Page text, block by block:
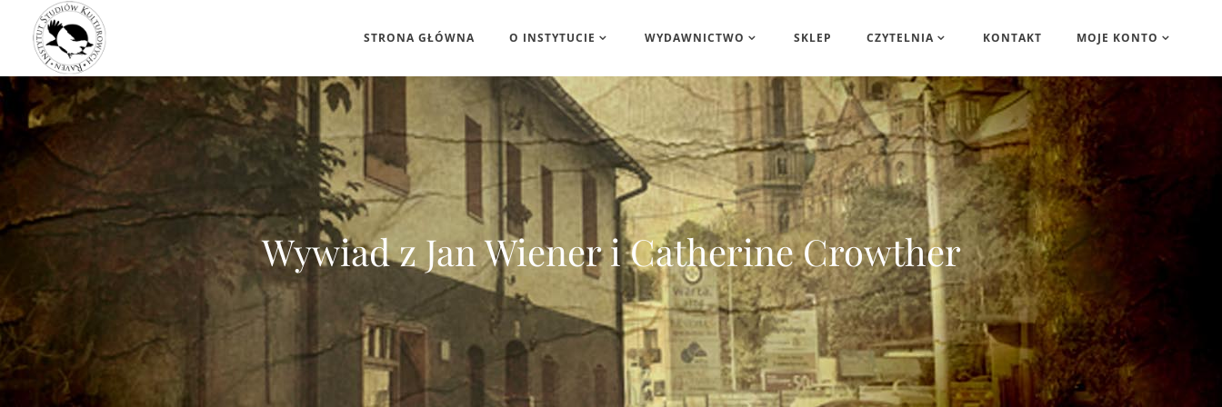
STRONA GŁÓWNA O INSTYTUCIE WYDAWNICTWO SKLEP CZYTELNIA KONTAKT MOJE KONTO
Wywiad z Jan Wiener i Catherine Crowther